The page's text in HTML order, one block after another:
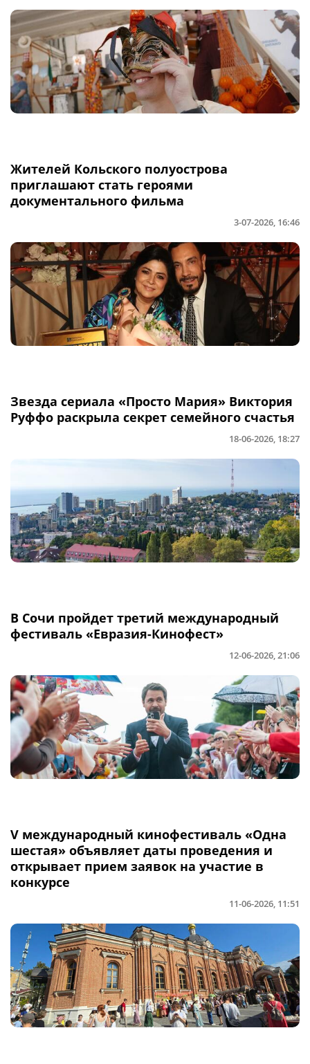
Жителей Кольского полуострова
приглашают стать героями
документального фильма
3-07-2026, 16:46
Звезда сериала «Просто Мария» Виктория
Руффо раскрыла секрет семейного счастья
18-06-2026, 18:27
В Сочи пройдет третий международный
фестиваль «Евразия-Кинофест»
12-06-2026, 21:06
V международный кинофестиваль «Одна
шестая» объявляет даты проведения и
открывает прием заявок на участие в
конкурсе
11-06-2026, 11:51